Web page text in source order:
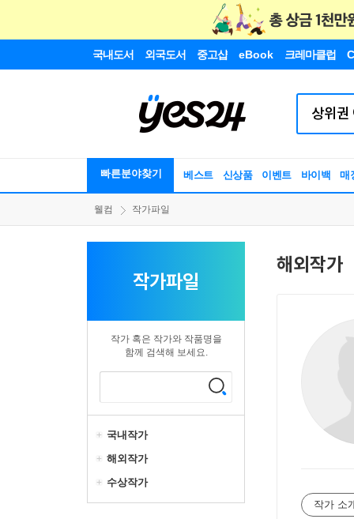
국내도서 외국도서 중고샵 eBook 크레마클럽
빠른분야찾기 베스트 신상품 이벤트 바이백 매
웰컴 작가파일
작가파일
작가 혹은 작가와 작품명을
함께 검색해 보세요.
국내작가
해외작가
수상작가
해외작가
작가 소